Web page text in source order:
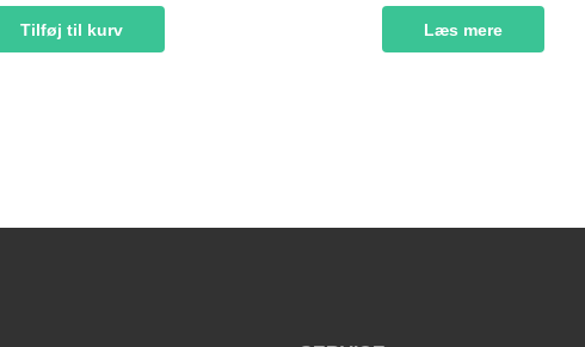
Tilføj til kurv
pris
var:
Læs mere